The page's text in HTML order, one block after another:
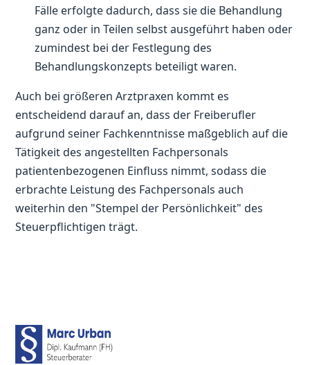
Fälle erfolgte dadurch, dass sie die Behandlung
ganz oder in Teilen selbst ausgeführt haben oder
zumindest bei der Festlegung des
Behandlungskonzepts beteiligt waren.
Auch bei größeren Arztpraxen kommt es
entscheidend darauf an, dass der Freiberufler
aufgrund seiner Fachkenntnisse maßgeblich auf die
Tätigkeit des angestellten Fachpersonals
patientenbezogenen Einfluss nimmt, sodass die
erbrachte Leistung des Fachpersonals auch
weiterhin den "Stempel der Persönlichkeit" des
Steuerpflichtigen trägt.